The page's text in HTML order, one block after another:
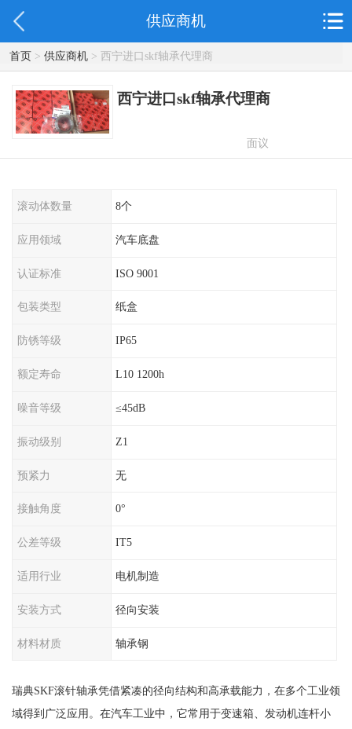
供应商机
首页> 供应商机> 西宁进口skf轴承代理商
西宁进口skf轴承代理商
面议
滚动体数量 8个
应用领域 汽车底盘
认证标准 ISO 9001
包装类型 纸盒
防锈等级 IP65
额定寿命 L10 1200h
噪音等级 ≤45dB
振动级别 Z1
预紧力 无
接触角度 0°
公差等级 IT5
适用行业 电机制造
安装方式 径向安装
材料材质 轴承钢
瑞典SKF滚针轴承凭借紧凑的径向结构和高承载能力，在多个工业领
域得到广泛应用。在汽车工业中，它常用于变速箱、发动机连杆小